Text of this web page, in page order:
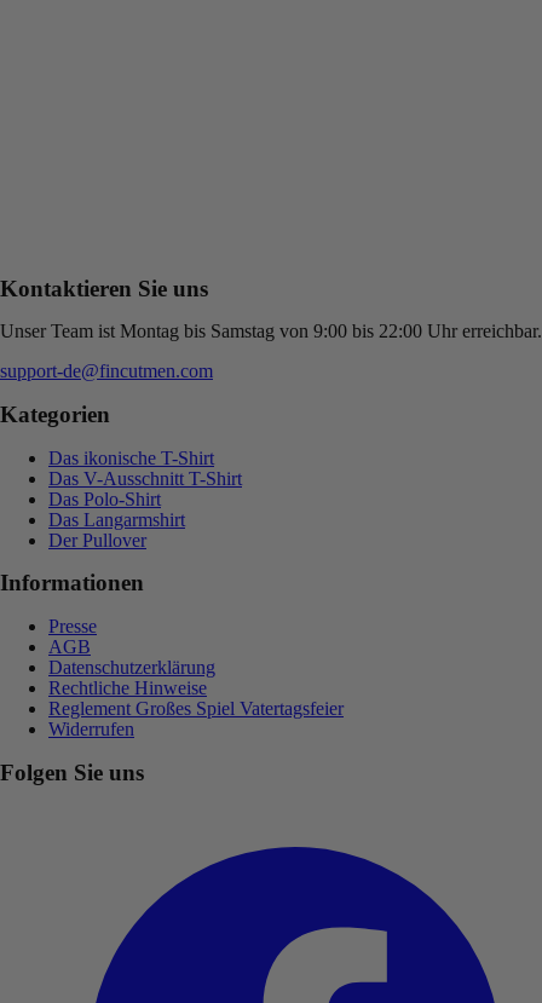
Kontaktieren Sie uns
Unser Team ist Montag bis Samstag von 9:00 bis 22:00 Uhr erreichbar.
support-de@fincutmen.com
Kategorien
Das ikonische T-Shirt
Das V-Ausschnitt T-Shirt
Das Polo-Shirt
Das Langarmshirt
Der Pullover
Informationen
Presse
AGB
Datenschutzerklärung
Rechtliche Hinweise
Reglement Großes Spiel Vatertagsfeier
Widerrufen
Folgen Sie uns